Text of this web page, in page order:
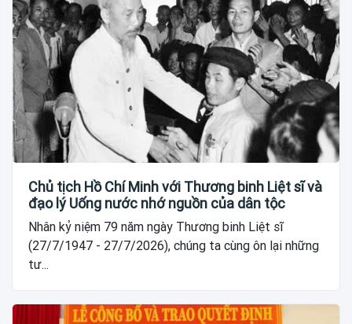
Chủ tịch Hồ Chí Minh với Thương binh Liệt sĩ và
đạo lý Uống nước nhớ nguồn của dân tộc
Nhân kỷ niệm 79 năm ngày Thương binh Liệt sĩ
(27/7/1947 - 27/7/2026), chúng ta cùng ôn lại những
tư...